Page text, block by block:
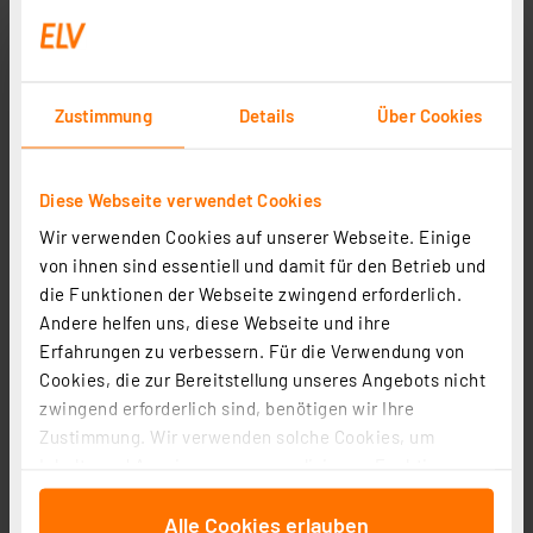
Zustimmung Details Über Cookies
Diese Webseite verwendet Cookies
Wir verwenden Cookies auf unserer Webseite. Einige
von ihnen sind essentiell und damit für den Betrieb und
die Funktionen der Webseite zwingend erforderlich.
Andere helfen uns, diese Webseite und ihre
Erfahrungen zu verbessern. Für die Verwendung von
Cookies, die zur Bereitstellung unseres Angebots nicht
zwingend erforderlich sind, benötigen wir Ihre
Zustimmung. Wir verwenden solche Cookies, um
für soziale Medien anbieten zu können und die Zugriffe
auf unsere Website zu analysieren. Außerdem geben
Alle Cookies erlauben
Homematic IP Set mit Home Control Unit, 5x
Stellantrieb, 4x Wandthermostat, 1x
Fußbodenheizungscontroller
Artikel-Nr. 254760
799,45 €
inkl. MwSt.